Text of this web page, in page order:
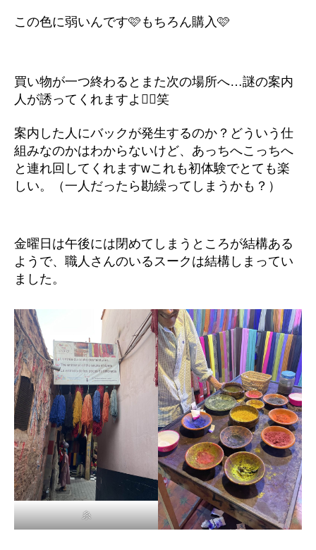
この色に弱いんです🩷もちろん購入🩷
買い物が一つ終わるとまた次の場所へ…謎の案内
人が誘ってくれますよ💁‍♀️笑
案内した人にバックが発生するのか？どういう仕
組みなのかはわからないけど、あっちへこっちへ
と連れ回してくれますwこれも初体験でとても楽
しい。（一人だったら勘繰ってしまうかも？）
金曜日は午後には閉めてしまうところが結構ある
ようで、職人さんのいるスークは結構しまってい
ました。
糸